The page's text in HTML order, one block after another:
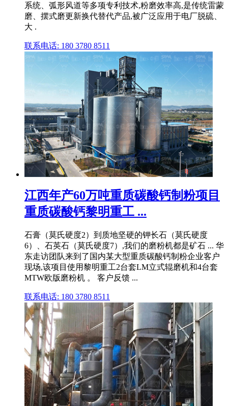
系统、弧形风道等多项专利技术,粉磨效率高,是传统雷蒙
磨、摆式磨更新换代替代产品,被广泛应用于电厂脱硫、
大 .
联系电话: 180 3780 8511
江西年产60万吨重质碳酸钙制粉项目
重质碳酸钙黎明重工 ...
石膏（莫氏硬度2）到质地坚硬的钾长石（莫氏硬度
6）、石英石（莫氏硬度7）,我们的磨粉机都是矿石 ... 华
东走访团队来到了国内某大型重质碳酸钙制粉企业客户
现场,该项目使用黎明重工2台套LM立式辊磨机和4台套
MTW欧版磨粉机 。 客户反馈 ...
联系电话: 180 3780 8511